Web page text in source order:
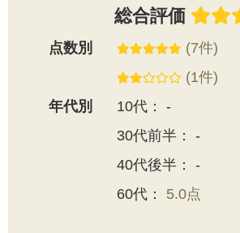
総合評価
点数別
(7件)
(1件)
年代別
10代： -
30代前半： -
40代後半： -
60代： 5.0点